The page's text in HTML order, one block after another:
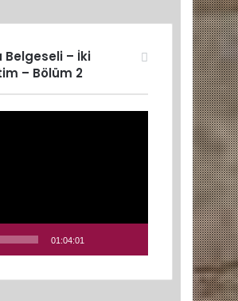
Belgeseli – İki
– Bölüm 2
01:04:01